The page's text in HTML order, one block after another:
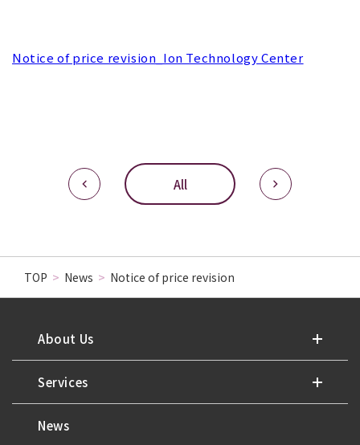
Notice of price revision_Ion Technology Center
All
TOP > News > Notice of price revision
About Us
Services
News